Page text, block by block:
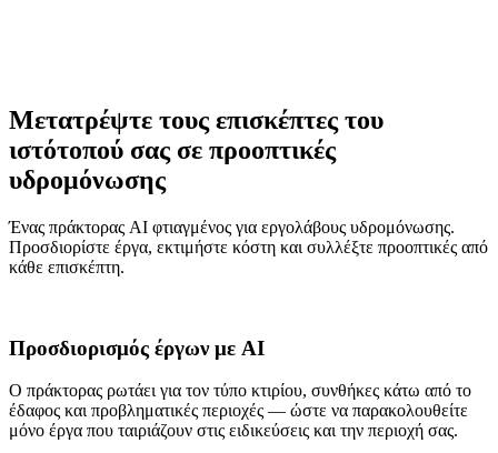
Μετατρέψτε τους επισκέπτες του
ιστότοπού σας σε προοπτικές
υδρομόνωσης
Ένας πράκτορας AI φτιαγμένος για εργολάβους υδρομόνωσης.
Προσδιορίστε έργα, εκτιμήστε κόστη και συλλέξτε προοπτικές από
κάθε επισκέπτη.
Προσδιορισμός έργων με AI
Ο πράκτορας ρωτάει για τον τύπο κτιρίου, συνθήκες κάτω από το
έδαφος και προβληματικές περιοχές — ώστε να παρακολουθείτε
μόνο έργα που ταιριάζουν στις ειδικεύσεις και την περιοχή σας.